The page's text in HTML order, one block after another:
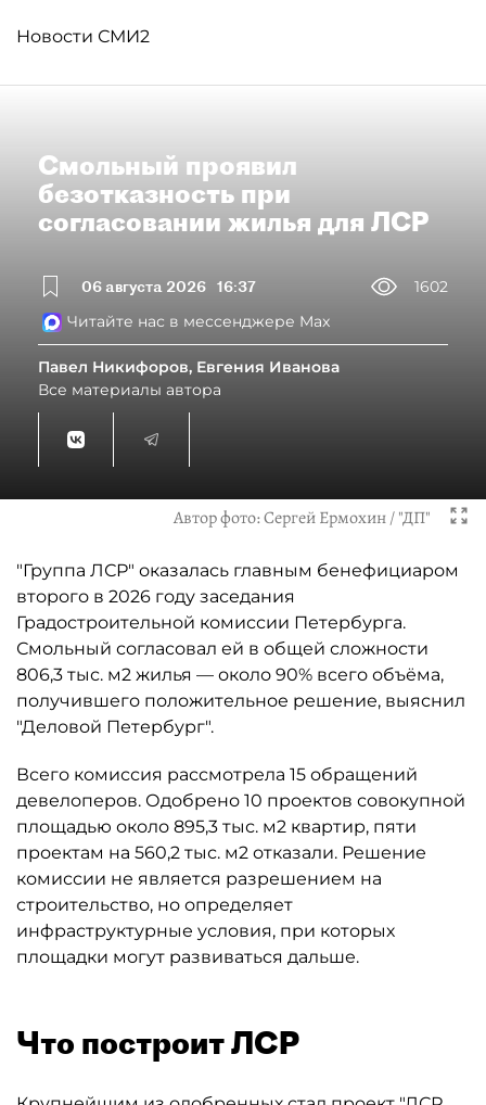
Новости СМИ2
Смольный проявил
безотказность при
согласовании жилья для ЛСР
06 августа 2026 16:37
1602
Читайте нас в мессенджере Max
Павел Никифоров, Евгения Иванова
Все материалы автора
Автор фото:Сергей Ермохин / "ДП"
"Группа ЛСР" оказалась главным бенефициаром
второго в 2026 году заседания
Градостроительной комиссии Петербурга.
Смольный согласовал ей в общей сложности
806,3 тыс. м2 жилья — около 90% всего объёма,
получившего положительное решение, выяснил
"Деловой Петербург".
Всего комиссия рассмотрела 15 обращений
девелоперов. Одобрено 10 проектов совокупной
площадью около 895,3 тыс. м2 квартир, пяти
проектам на 560,2 тыс. м2 отказали. Решение
комиссии не является разрешением на
строительство, но определяет
инфраструктурные условия, при которых
площадки могут развиваться дальше.
Что построит ЛСР